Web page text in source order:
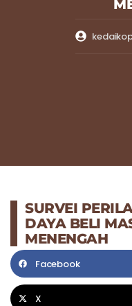
SURVEI
DAYA BELI
MENENGAH
Facebook
X